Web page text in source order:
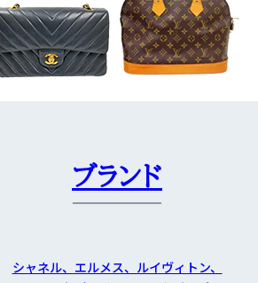
ブランド
シャネル、エルメス、ルイヴィトン、